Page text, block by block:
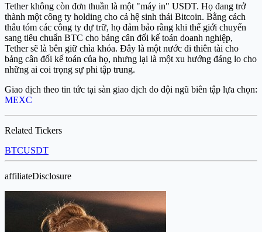
Tether không còn đơn thuần là một "máy in" USDT. Họ đang trở
thành một công ty holding cho cả hệ sinh thái Bitcoin. Bằng cách
thâu tóm các công ty dự trữ, họ đảm bảo rằng khi thế giới chuyển
sang tiêu chuẩn BTC cho bảng cân đối kế toán doanh nghiệp,
Tether sẽ là bên giữ chìa khóa. Đây là một nước đi thiên tài cho
bảng cân đối kế toán của họ, nhưng lại là một xu hướng đáng lo cho
những ai coi trọng sự phi tập trung.
Giao dịch theo tin tức tại sàn giao dịch do đội ngũ biên tập lựa chọn:
MEXC
Related Tickers
BTCUSDT
affiliateDisclosure